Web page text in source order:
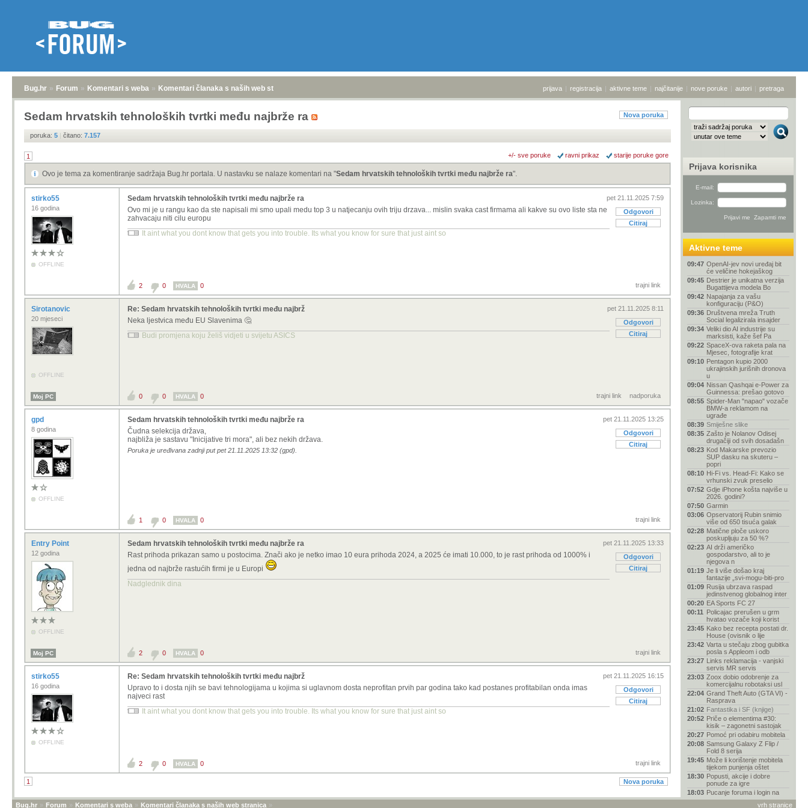
Bug.hr » Forum » Komentari s weba » Komentari članaka s naših web stranica prijava | registracija | aktivne teme | najčitanije | nove poruke | autori | pretraga
Nova poruka
Sedam hrvatskih tehnoloških tvrtki među najbrže ra
poruka: 5 | čitano: 7.157
1 +/- sve poruke ravni prikaz starije poruke gore
Ovo je tema za komentiranje sadržaja Bug.hr portala. U nastavku se nalaze komentari na "Sedam hrvatskih tehnoloških tvrtki među najbrže ra".
stirko55
16 godina
OFFLINE
pet 21.11.2025 7:59
Odgovori
Citiraj
Sedam hrvatskih tehnoloških tvrtki među najbrže ra
Ovo mi je u rangu kao da ste napisali mi smo upali medu top 3 u natjecanju ovih triju drzava... mislin svaka cast firmama ali kakve su ovo liste sta ne
zahvacaju niti cilu europu
It aint what you dont know that gets you into trouble. Its what you know for sure that just aint so
trajni link
2 0 HVALA 0
Sirotanovic
20 mjeseci
OFFLINE
pet 21.11.2025 8:11
Odgovori
Citiraj
Re: Sedam hrvatskih tehnoloških tvrtki među najbrž
Neka ljestvica među EU Slavenima 🤔
Budi promjena koju želiš vidjeti u svijetu ASICS
Moj PC trajni link nadporuka
0 0 HVALA 0
gpd
8 godina
OFFLINE
pet 21.11.2025 13:25
Odgovori
Citiraj
Sedam hrvatskih tehnoloških tvrtki među najbrže ra
Čudna selekcija država,
najbliža je sastavu "Inicijative tri mora", ali bez nekih država.
Poruka je uređivana zadnji put pet 21.11.2025 13:32 (gpd).
trajni link
1 0 HVALA 0
Entry Point
12 godina
OFFLINE
pet 21.11.2025 13:33
Odgovori
Citiraj
Sedam hrvatskih tehnoloških tvrtki među najbrže ra
Rast prihoda prikazan samo u postocima. Znači ako je netko imao 10 eura prihoda 2024, a 2025 će imati 10.000, to je rast prihoda od 1000% i
jedna od najbrže rastućih firmi je u Europi
Nadglednik dina
Moj PC trajni link
2 0 HVALA 0
stirko55
16 godina
OFFLINE
pet 21.11.2025 16:15
Odgovori
Citiraj
Re: Sedam hrvatskih tehnoloških tvrtki među najbrž
Upravo to i dosta njih se bavi tehnologijama u kojima si uglavnom dosta neprofitan prvih par godina tako kad postanes profitabilan onda imas
najveci rast
It aint what you dont know that gets you into trouble. Its what you know for sure that just aint so
trajni link
2 0 HVALA 0
1 Nova poruka
Prijava korisnika
E-mail:
Lozinka:
Aktivne teme
09:47 OpenAI-jev novi uređaj bit
će veličine hokejaškog
09:45 Destrier je unikatna verzija
Bugattijeva modela Bo
09:42 Napajanja za vašu
konfiguraciju (P&O)
09:36 Društvena mreža Truth
Social legalizirala insajder
09:34 Veliki dio AI industrije su
marksisti, kaže šef Pa
09:22 SpaceX-ova raketa pala na
Mjesec, fotografije krat
09:10 Pentagon kupio 2000
ukrajinskih jurišnih dronova
u
09:04 Nissan Qashqai e-Power za
Guinnessa: prešao gotovo
08:55 Spider-Man "napao" vozače
BMW-a reklamom na
ugrađe
08:39 Smiješne slike
08:35 Zašto je Nolanov Odisej
drugačiji od svih dosadašn
08:23 Kod Makarske prevozio
SUP dasku na skuteru –
popri
08:10 Hi-Fi vs. Head-Fi: Kako se
vrhunski zvuk preselio
07:52 Gdje iPhone košta najviše u
2026. godini?
07:50 Garmin
03:06 Opservatorij Rubin snimio
više od 650 tisuća galak
02:28 Matične ploče uskoro
poskupljuju za 50 %?
02:23 AI drži američko
gospodarstvo, ali to je
njegova n
01:19 Je li više došao kraj
fantazije „svi-mogu-biti-pro
01:09 Rusija ubrzava raspad
jedinstvenog globalnog inter
00:20 EA Sports FC 27
00:11 Policajac prerušen u grm
hvatao vozače koji korist
23:45 Kako bez recepta postati dr.
House (ovisnik o lije
23:42 Varta u stečaju zbog gubitka
posla s Appleom i odb
23:27 Links reklamacija - vanjski
servis MR servis
23:03 Zoox dobio odobrenje za
komercijalnu robotaksi usl
22:04 Grand Theft Auto (GTA VI) -
Rasprava
21:02 Fantastika i SF (knjige)
20:52 Priče o elementima #30:
kisik – zagonetni sastojak
20:27 Pomoć pri odabiru mobitela
20:08 Samsung Galaxy Z Flip /
Fold 8 serija
19:45 Može li korištenje mobitela
tijekom punjenja oštet
18:30 Popusti, akcije i dobre
ponude za igre
18:03 Pucanje foruma i login na
forum
vrh stranice
Bug.hr » Forum » Komentari s weba » Komentari članaka s naših web stranica »